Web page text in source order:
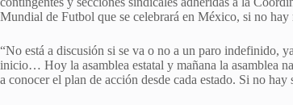
Mundial de Futbol que se celebrará en México, si no hay
“No está a discusión si se va o no a un paro indefinido,
inicio… Hoy la asamblea estatal y mañana la asamblea
a conocer el plan de acción desde cada estado. Si no